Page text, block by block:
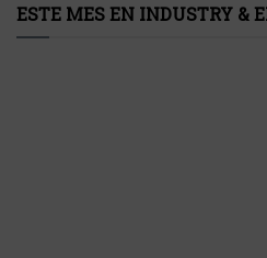
ESTE MES EN INDUSTRY &